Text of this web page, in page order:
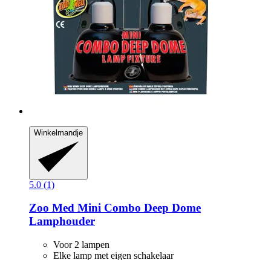
Winkelmandje
5.0 (1)
Zoo Med Mini Combo Deep Dome
Lamphouder
Voor 2 lampen
Elke lamp met eigen schakelaar